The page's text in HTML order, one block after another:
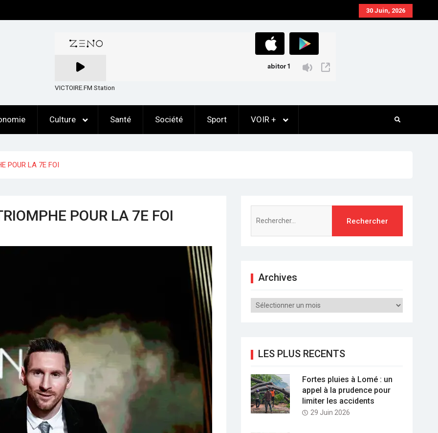
30 Juin, 2026
VICTOIRE.FM Station
Culture Santé Société Sport VOIR +
POUR LA 7E FOI
POUR LA 7E FOI
Archives
Archives
LES PLUS RECENTS
Fortes pluies à Lomé : un
appel à la prudence pour
limiter les accidents
29 Juin 2026